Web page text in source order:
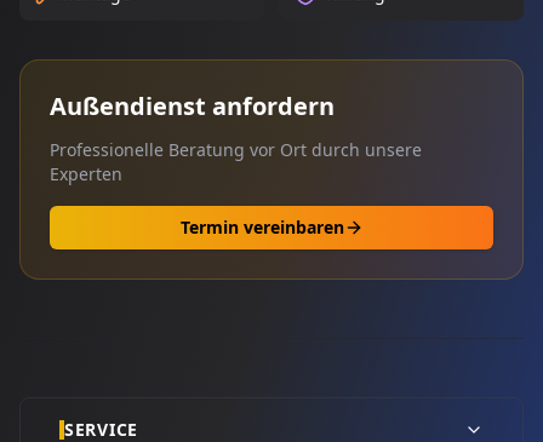
Außendienst anfordern
Professionelle Beratung vor Ort durch unsere
Experten
Termin vereinbaren
SERVICE